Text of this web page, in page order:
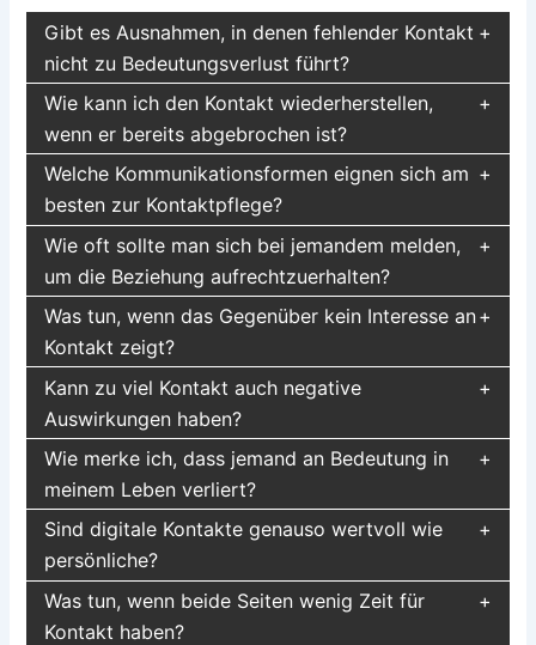
Gibt es Ausnahmen, in denen fehlender Kontakt
nicht zu Bedeutungsverlust führt?
Wie kann ich den Kontakt wiederherstellen,
wenn er bereits abgebrochen ist?
Welche Kommunikationsformen eignen sich am
besten zur Kontaktpflege?
Wie oft sollte man sich bei jemandem melden,
um die Beziehung aufrechtzuerhalten?
Was tun, wenn das Gegenüber kein Interesse an
Kontakt zeigt?
Kann zu viel Kontakt auch negative
Auswirkungen haben?
Wie merke ich, dass jemand an Bedeutung in
meinem Leben verliert?
Sind digitale Kontakte genauso wertvoll wie
persönliche?
Was tun, wenn beide Seiten wenig Zeit für
Kontakt haben?